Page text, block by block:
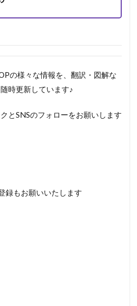
の様々な情報を、翻訳・図解な
時更新しています♪
とSNSのフォローをお願いします
録もお願いいたします